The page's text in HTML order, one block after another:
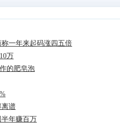
一年来起码涨四五倍
万
的肥皂泡
离谱
年赚百万